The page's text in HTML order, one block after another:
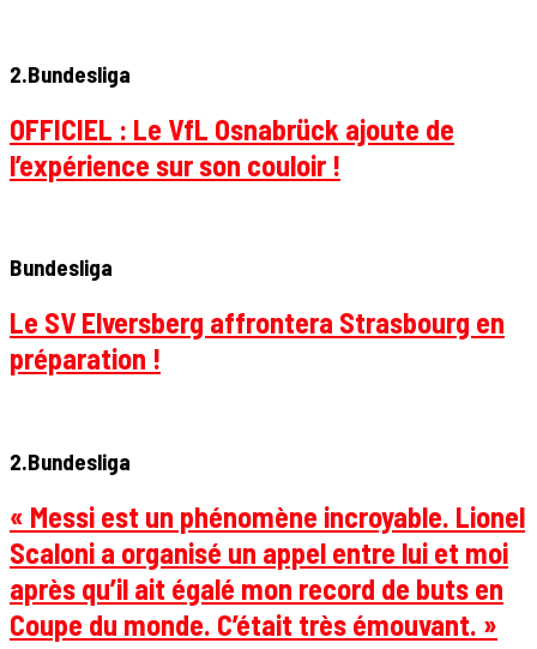
2.Bundesliga
OFFICIEL : Le VfL Osnabrück ajoute de
l’expérience sur son couloir !
Bundesliga
Le SV Elversberg affrontera Strasbourg en
préparation !
2.Bundesliga
« Messi est un phénomène incroyable. Lionel
Scaloni a organisé un appel entre lui et moi
après qu’il ait égalé mon record de buts en
Coupe du monde. C’était très émouvant. »